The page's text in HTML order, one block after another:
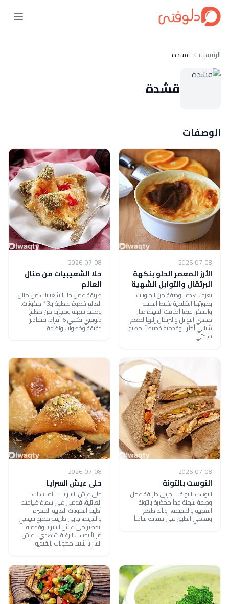
الرئيسية قشدة
قشدة
الوصفات
2026-07-08
الأرز المعمر الحلو بنكهة
البرتقال والتوابل الشهية
تعرف هذه الوصفة من الحلويات
بصورتها التقليدية بخليط الحليب
والسكر، فيما أضافت السيدة منار
مجدي التوابل والبرتقال إليها لطعم
شبابي أكثر.. وقدمته خصيصاً لمطبخ
سيدتي
2026-07-08
حلا الشعيبيات من منال
العالم
طريقة عمل حلا الشعيبيات من منال
العالم خطوة بخطوة بـ13 مكونات.
وصفة سهلة ومجرّبة من مطبخ
دلوقتي تكفي 6 أفراد، بمقادير
دقيقة وخطوات واضحة.
2026-07-08
التوست بالتونة
التوست بالتونة .. جربي طريقة عمل
وصفة سهلة جداً محضرة بالتونة
الشهية والخفيفة، وبألذ طعم
وقدمي الطبق على سفرتك ساخناً
2026-07-08
حلى عيش السرايا
حلى عيش السرايا ... للمناسبات
العائلية، قدمي على سفرة ضيافتك
أطيب الحلويات العربية المميزة
واللذيذة، جربي طريقة مطبخ سيدتي
بتحضير حلى عيش السرايا وقدميه
مزيناً بحسب الرغبة شاهدي: عيش
السرايا بثلاث مكونات بالفيديو